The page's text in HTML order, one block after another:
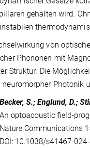
gehalten wird.
von
Phononen mit
Struktur. Die
neuromorpher Photonik
Becker, S.; Englund, D.;
An optoacoustic field-
Nature Communications
DOI: 10.1038/s41467-